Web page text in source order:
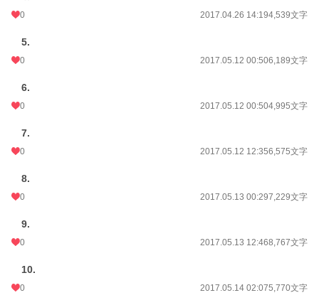
0 2017.04.26 14:194,539文字
5.
0 2017.05.12 00:506,189文字
6.
0 2017.05.12 00:504,995文字
7.
0 2017.05.12 12:356,575文字
8.
0 2017.05.13 00:297,229文字
9.
0 2017.05.13 12:468,767文字
10.
0 2017.05.14 02:075,770文字